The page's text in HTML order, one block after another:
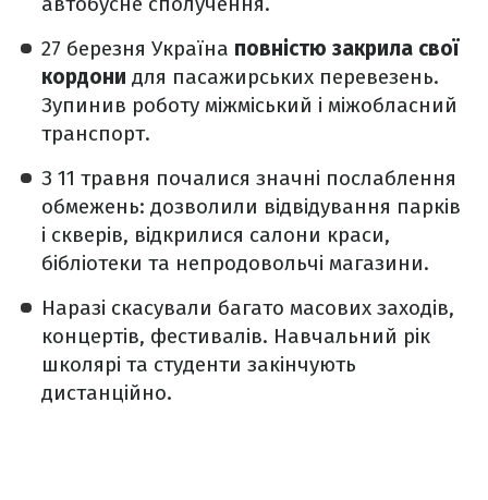
27 березня Україна повністю закрила свої
кордони для пасажирських перевезень.
Зупинив роботу міжміський і міжобласний
транспорт.
З 11 травня почалися значні послаблення
обмежень: дозволили відвідування парків
і скверів, відкрилися салони краси,
бібліотеки та непродовольчі магазини.
Наразі скасували багато масових заходів,
концертів, фестивалів. Навчальний рік
школярі та студенти закінчують
дистанційно.